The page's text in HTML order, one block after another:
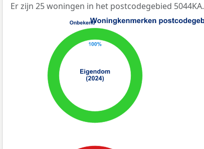
Er zijn 25 woningen in het postcodegebied 5044KA.